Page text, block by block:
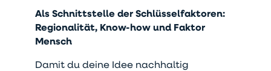
Als Schnittstelle der Schlüsselfaktoren:
Regionalität, Know-how und Faktor
Mensch
Damit du deine Idee nachhaltig